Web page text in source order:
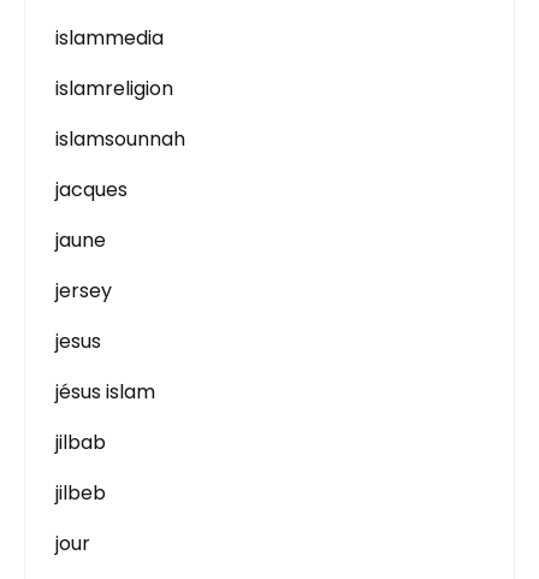
islammedia
islamreligion
islamsounnah
jacques
jaune
jersey
jesus
jésus islam
jilbab
jilbeb
jour